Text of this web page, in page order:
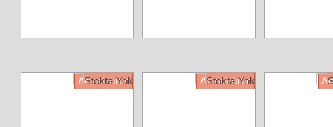
Arızalı ürün Arızalı ürün